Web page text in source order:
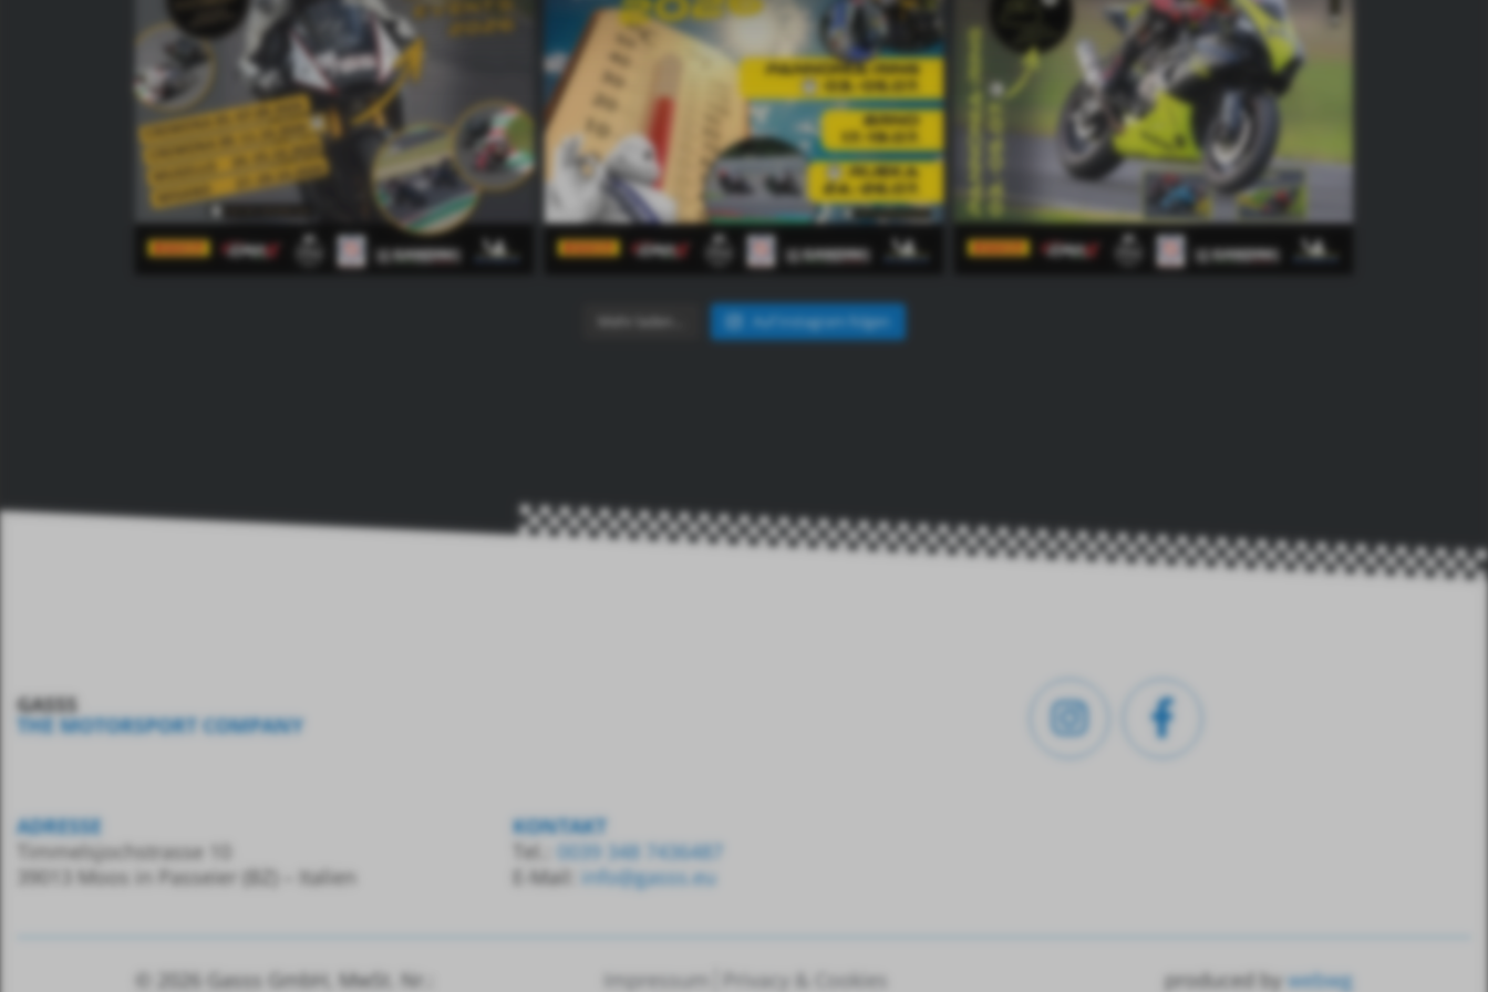
Mehr laden… Auf Instagram folgen
GASSS
THE MOTORSPORT COMPANY
ADRESSE
Timmelsjochstrasse 10
39013 Moos in Passeier (BZ) – Italien
KONTAKT
Tel.:
0039 348 7436487
E-Mail: info@gasss.eu
© 2026 Gasss GmbH, MwSt.
Nr.:
Impressum Privacy & Cookies produced by webwg